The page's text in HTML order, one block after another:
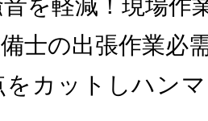
を軽減！現場作
士の出張作業必
カットしハン